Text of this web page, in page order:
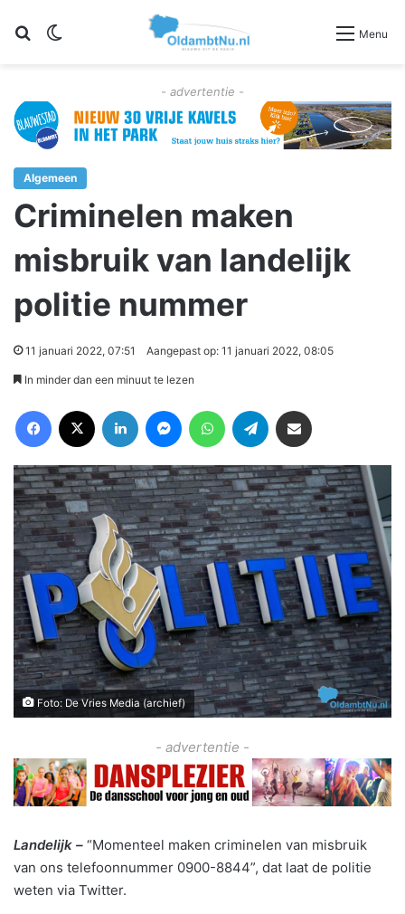
Zoeken Menu
- advertentie -
Algemeen
Criminelen maken
misbruik van landelijk
politie nummer
11 januari 2022, 07:51 Aangepast op: 11 januari 2022, 08:05
In minder dan een minuut te lezen
Foto: De Vries Media (archief)
- advertentie -
Landelijk – “Momenteel maken criminelen van misbruik
van ons telefoonnummer 0900-8844”, dat laat de politie
weten via Twitter.